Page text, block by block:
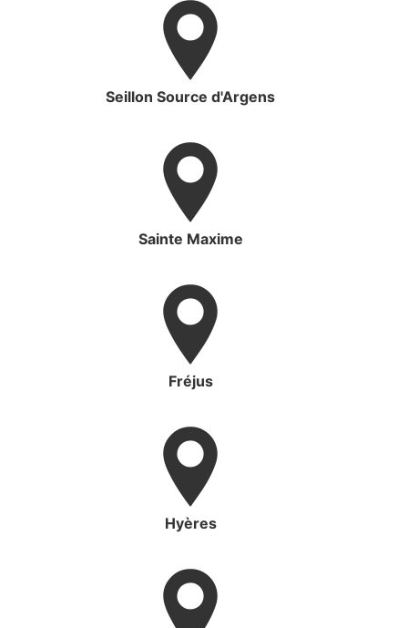
Seillon Source d'Argens
Sainte Maxime
Fréjus
Hyères